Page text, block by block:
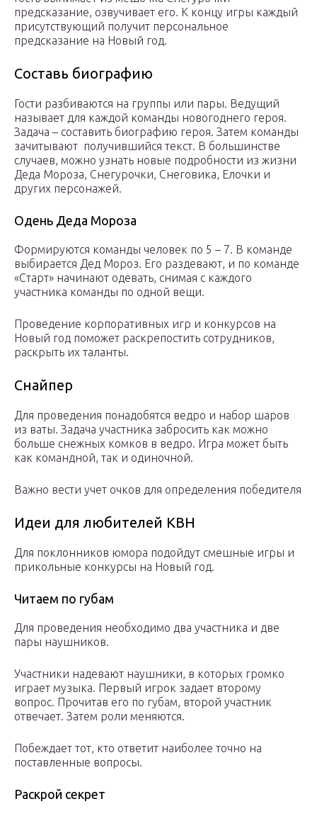
предсказание, озвучивает его. К концу игры каждый
присутствующий получит персональное
предсказание на Новый год.
Составь биографию
Гости разбиваются на группы или пары. Ведущий
называет для каждой команды новогоднего героя.
Задача – составить биографию героя. Затем команды
зачитывают получившийся текст. В большинстве
случаев, можно узнать новые подробности из жизни
Деда Мороза, Снегурочки, Снеговика, Елочки и
других персонажей.
Одень Деда Мороза
Формируются команды человек по 5 – 7. В команде
выбирается Дед Мороз. Его раздевают, и по команде
«Старт» начинают одевать, снимая с каждого
участника команды по одной вещи.
Проведение корпоративных игр и конкурсов на
Новый год поможет раскрепостить сотрудников,
раскрыть их таланты.
Снайпер
Для проведения понадобятся ведро и набор шаров
из ваты. Задача участника забросить как можно
больше снежных комков в ведро. Игра может быть
как командной, так и одиночной.
Важно вести учет очков для определения победителя
Идеи для любителей КВН
Для поклонников юмора подойдут смешные игры и
прикольные конкурсы на Новый год.
Читаем по губам
Для проведения необходимо два участника и две
пары наушников.
Участники надевают наушники, в которых громко
играет музыка. Первый игрок задает второму
вопрос. Прочитав его по губам, второй участник
отвечает. Затем роли меняются.
Побеждает тот, кто ответит наиболее точно на
поставленные вопросы.
Раскрой секрет